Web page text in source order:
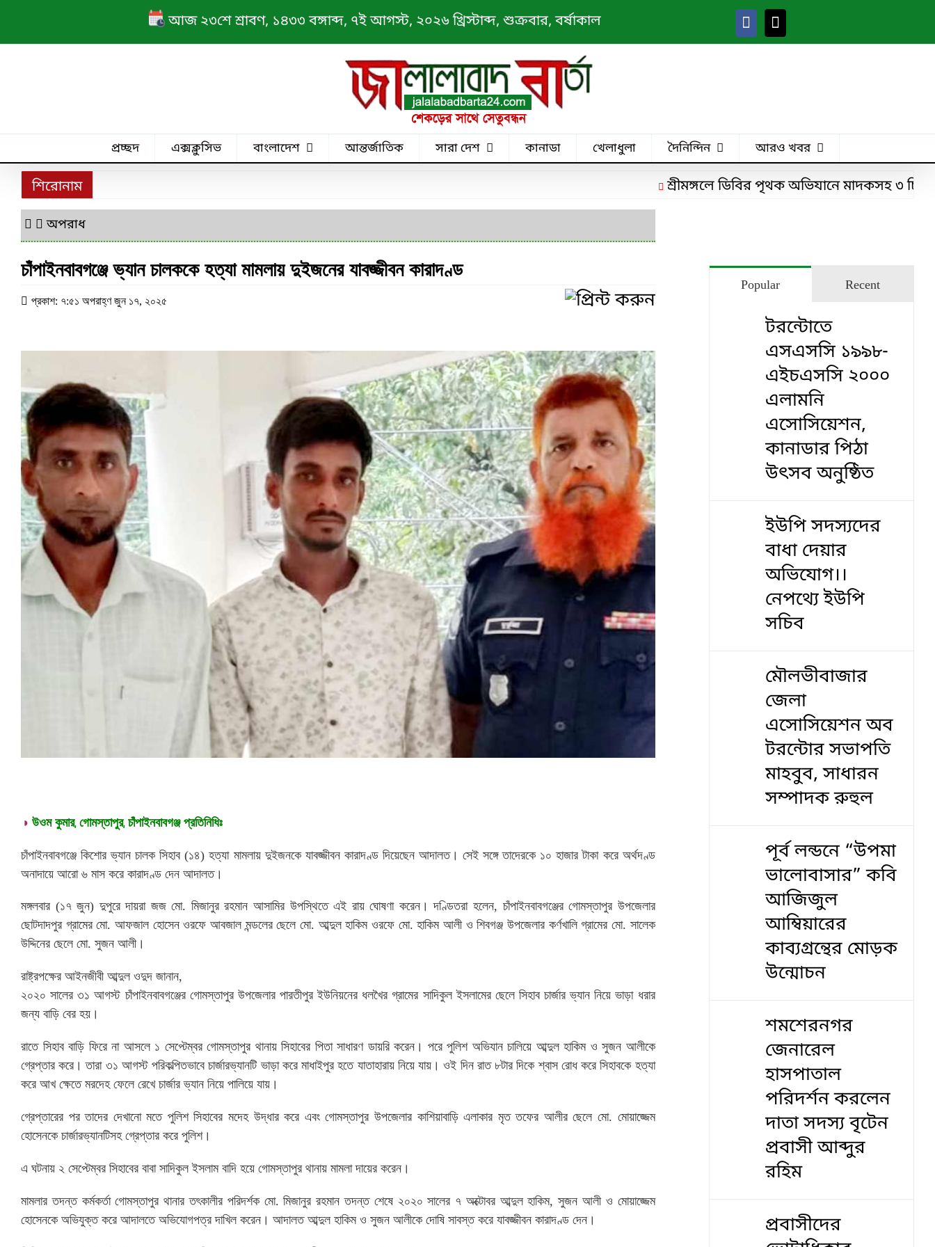
আজ ২৩শে শ্রাবণ, ১৪৩৩ বঙ্গাব্দ, ৭ই আগস্ট, ২০২৬ খ্রিস্টাব্দ, শুক্রবার, বর্ষাকাল
প্রচ্ছদ এক্সক্লুসিভ বাংলাদেশ আন্তর্জাতিক সারা দেশ কানাডা খেলাধুলা দৈনিন্দিন আরও খবর
শিরোনাম শ্রীমঙ্গলে ডিবির পৃথক অভিযানে মাদকসহ ৩ চিহ্নিত
অপরাধ
চাঁপাইনবাবগঞ্জে ভ্যান চালককে হত্যা মামলায় দুইজনের যাবজ্জীবন কারাদণ্ড
প্রকাশ: ৭:৫১ অপরাহ্ণ জুন ১৭, ২০২৫
◑ উওম কুমার, গোমস্তাপুর, চাঁপাইনবাবগঞ্জ প্রতিনিধিঃ
চাঁপাইনবাবগঞ্জে কিশোর ভ্যান চালক সিহাব (১৪) হত্যা মামলায় দুইজনকে যাবজ্জীবন কারাদণ্ড দিয়েছেন আদালত। সেই সঙ্গে তাদেরকে ১০ হাজার টাকা করে অর্থদণ্ড
অনাদায়ে আরো ৬ মাস করে কারাদণ্ড দেন আদালত।
মঙ্গলবার (১৭ জুন) দুপুরে দায়রা জজ মো. মিজানুর রহমান আসামির উপস্থিতে এই রায় ঘোষণা করেন। দণ্ডিতরা হলেন, চাঁপাইনবাবগঞ্জের গোমস্তাপুর উপজেলার
ছোটদাদপুর গ্রামের মো. আফজাল হোসেন ওরফে আবজাল মন্ডলের ছেলে মো. আব্দুল হাকিম ওরফে মো. হাকিম আলী ও শিবগঞ্জ উপজেলার কর্ণখালি গ্রামের মো. সালেক
উদ্দিনের ছেলে মো. সুজন আলী।
রাষ্ট্রপক্ষের আইনজীবী আব্দুল ওদুদ জানান,
২০২০ সালের ৩১ আগস্ট চাঁপাইনবাবগঞ্জের গোমস্তাপুর উপজেলার পারতীপুর ইউনিয়নের ধলখৈর গ্রামের সাদিকুল ইসলামের ছেলে সিহাব চার্জার ভ্যান নিয়ে ভাড়া ধরার
জন্য বাড়ি বের হয়।
রাতে সিহাব বাড়ি ফিরে না আসলে ১ সেপ্টেম্বর গোমস্তাপুর থানায় সিহাবের পিতা সাধারণ ডায়রি করেন। পরে পুলিশ অভিযান চালিয়ে আব্দুল হাকিম ও সুজন আলীকে
গ্রেপ্তার করে। তারা ৩১ আগস্ট পরিকল্পিতভাবে চার্জারভ্যানটি ভাড়া করে মাধাইপুর হতে যাতাহারায় নিয়ে যায়। ওই দিন রাত ৮টার দিকে শ্বাস রোধ করে সিহাবকে হত্যা
করে আখ ক্ষেতে মরদেহ ফেলে রেখে চার্জার ভ্যান নিয়ে পালিয়ে যায়।
গ্রেপ্তারের পর তাদের দেখানো মতে পুলিশ সিহাবের মদেহ উদ্ধার করে এবং গোমস্তাপুর উপজেলার কাশিয়াবাড়ি এলাকার মৃত তফের আলীর ছেলে মো. মোয়াজ্জেম
হোসেনকে চার্জারভ্যানটিসহ গ্রেপ্তার করে পুলিশ।
এ ঘটনায় ২ সেপ্টেম্বর সিহাবের বাবা সাদিকুল ইসলাম বাদি হয়ে গোমস্তাপুর থানায় মামলা দায়ের করেন।
মামলার তদন্ত কর্মকর্তা গোমস্তাপুর থানার তৎকালীর পরিদর্শক মো. মিজানুর রহমান তদন্ত শেষে ২০২০ সালের ৭ অক্টোবর আব্দুল হাকিম, সুজন আলী ও মোয়াজ্জেম
হোসেনকে অভিযুক্ত করে আদালতে অভিযোগপত্র দাখিল করেন। আদালত আব্দুল হাকিম ও সুজন আলীকে দোষি সাবস্ত করে যাবজ্জীবন কারাদণ্ড দেন।
Popular Recent
টরন্টোতে
এসএসসি ১৯৯৮-
এইচএসসি ২০০০
এলামনি
এসোসিয়েশন,
কানাডার পিঠা
উৎসব অনুষ্ঠিত
ইউপি সদস্যদের
বাধা দেয়ার
অভিযোগ।।
নেপথ্যে ইউপি
সচিব
মৌলভীবাজার
জেলা
এসোসিয়েশন অব
টরন্টোর সভাপতি
মাহবুব, সাধারন
সম্পাদক রুহুল
পূর্ব লন্ডনে “উপমা
ভালোবাসার” কবি
আজিজুল
আম্বিয়ারের
কাব্যগ্রন্থের মোড়ক
উন্মোচন
শমশেরনগর
জেনারেল
হাসপাতাল
পরিদর্শন করলেন
দাতা সদস্য বৃটেন
প্রবাসী আব্দুর
রহিম
প্রবাসীদের